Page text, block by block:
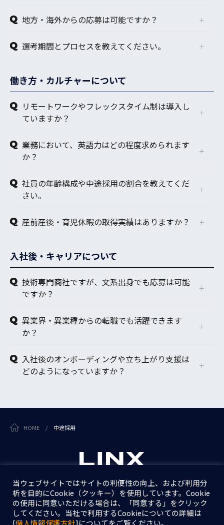
地方・海外からの応募は可能ですか？
選考期間とプロセスを教えてください。
働き方・カルチャーについて
リモートワークやフレックスタイム制は導入し
ていますか？
業務において、英語力はどの程度求められます
か？
社員の年齢構成や中途採用の割合を教えてくだ
さい。
産前産後・育児休暇の取得実績はありますか？
入社後・キャリアについて
技術専門商社ですが、文系出身でも応募は可能
ですか？
異業界・異業種からの転職でも活躍できます
か？
入社後のオンボーディングや立ち上がり支援は
どのようになっていますか？
HOME / 中途採用
個人情報保護方針
情報セキュリティ基本方針
当ウェブサイトではサイトの利便性の向上、および利用分
析を目的にCookie（クッキー）を使用しています。Cookie
の使用に同意いただける場合は、「同意する」をクリック
してください。当社で利用するCookieについての詳細は
[個人情報保護方針]についてをご覧ください。